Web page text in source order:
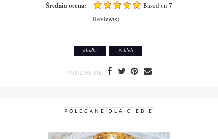
Średnia ocena: Based on 7
Review(s)
#bułki #chleb
PODZIEL SIĘ
POLECANE DLA CIEBIE